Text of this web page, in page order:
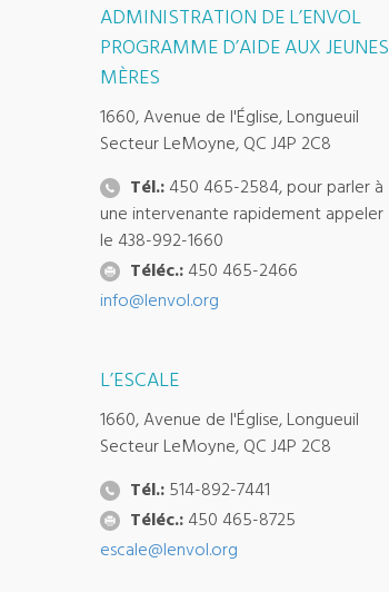
ADMINISTRATION DE L’ENVOL
PROGRAMME D’AIDE AUX JEUNES
MÈRES
1660, Avenue de l'Église, Longueuil
Secteur LeMoyne, QC J4P 2C8
Tél.: 450 465-2584, pour parler à
une intervenante rapidement appeler
le 438-992-1660
Téléc.: 450 465-2466
info@lenvol.org
L’ESCALE
1660, Avenue de l'Église, Longueuil
Secteur LeMoyne, QC J4P 2C8
Tél.: 514-892-7441
Téléc.: 450 465-8725
escale@lenvol.org